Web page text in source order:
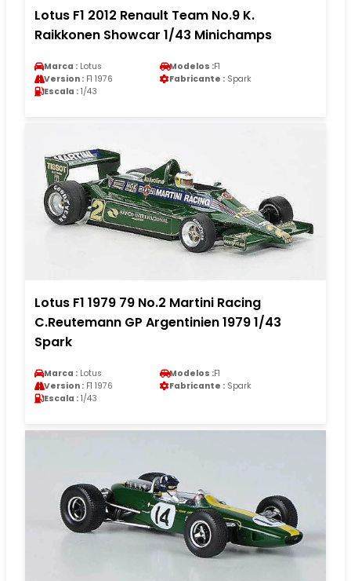
Lotus F1 2012 Renault Team No.9 K.
Raikkonen Showcar 1/43 Minichamps
Marca : Lotus Modelos :F1
Version : F1 1976 Fabricante : Spark
Escala : 1/43
Lotus F1 1979 79 No.2 Martini Racing
C.Reutemann GP Argentinien 1979 1/43
Spark
Marca : Lotus Modelos :F1
Version : F1 1976 Fabricante : Spark
Escala : 1/43